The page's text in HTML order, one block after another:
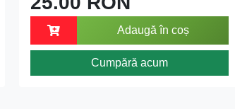
Adaugă în coș
Cumpără acum